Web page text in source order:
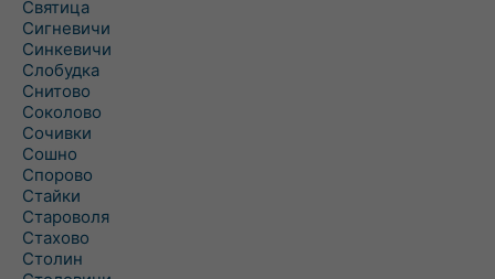
Святица
Сигневичи
Синкевичи
Слобудка
Снитово
Соколово
Сочивки
Сошно
Спорово
Стайки
Староволя
Стахово
Столин